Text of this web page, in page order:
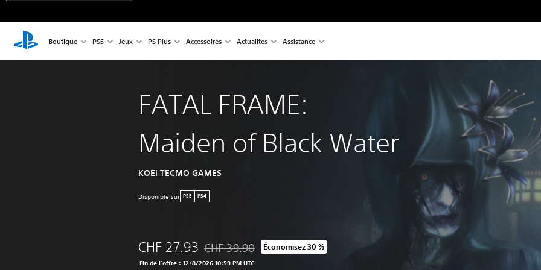
Boutique PS5 Jeux PS Plus Accessoires Actualités Assistance
FATAL FRAME:
Maiden of Black Water
KOEI TECMO GAMES
Disponible sur PS5 PS4
CHF 27.93 Remise par rapport au prix d'origine de CHF 39.90
CHF 39.90 Économisez 30 %
Fin de l'offre : 12/8/2026 10:59 PM UTC